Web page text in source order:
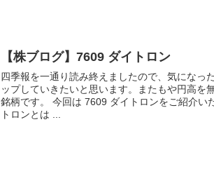
【株ブログ】7609 ダイトロン
四季報を一通り読み終えましたので、気になっ
ップしていきたいと思います。またもや円高を
銘柄です。 今回は 7609 ダイトロンをご紹介い
トロンとは ...